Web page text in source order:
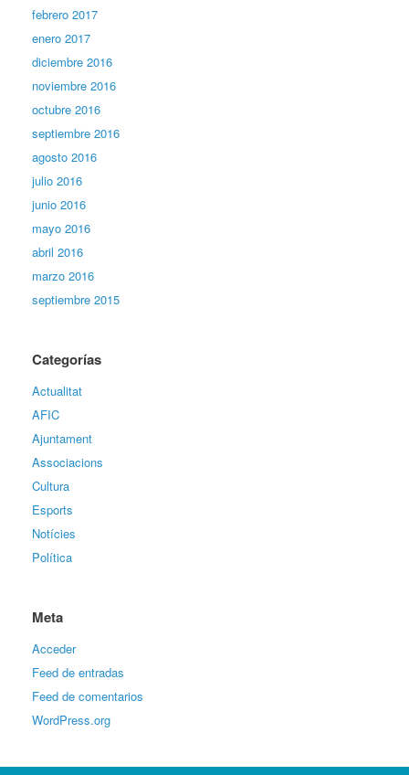
febrero 2017
enero 2017
diciembre 2016
noviembre 2016
octubre 2016
septiembre 2016
agosto 2016
julio 2016
junio 2016
mayo 2016
abril 2016
marzo 2016
septiembre 2015
Categorías
Actualitat
AFIC
Ajuntament
Associacions
Cultura
Esports
Notícies
Política
Meta
Acceder
Feed de entradas
Feed de comentarios
WordPress.org